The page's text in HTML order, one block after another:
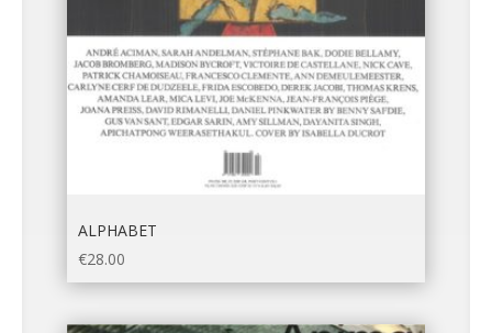
ALPHABET
€28.00